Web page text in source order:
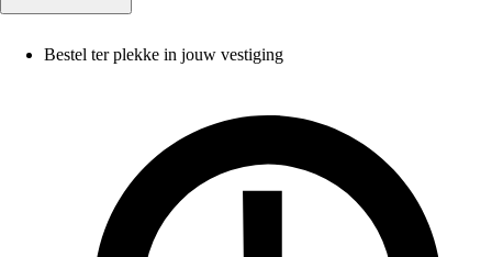
Bestel ter plekke in jouw vestiging